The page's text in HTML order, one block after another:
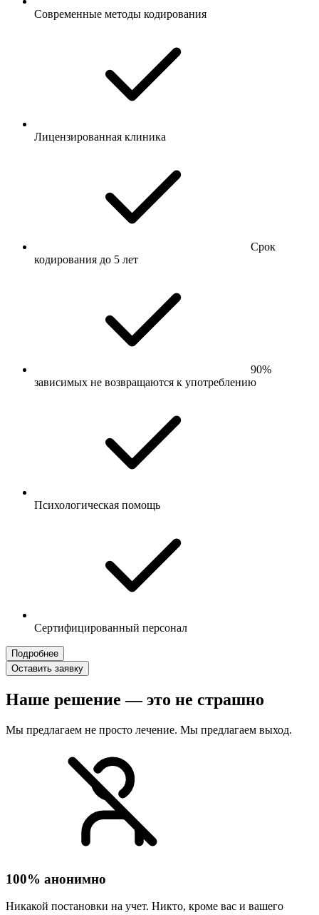
Современные методы кодирования
Лицензированная клиника
Срок
кодирования до 5 лет
90%
зависимых не возвращаются к употреблению
Психологическая помощь
Сертифицированный персонал
Подробнее
Оставить заявку
Наше решение — это не страшно
Мы предлагаем не просто лечение. Мы предлагаем выход.
100% анонимно
Никакой постановки на учет. Никто, кроме вас и вашего